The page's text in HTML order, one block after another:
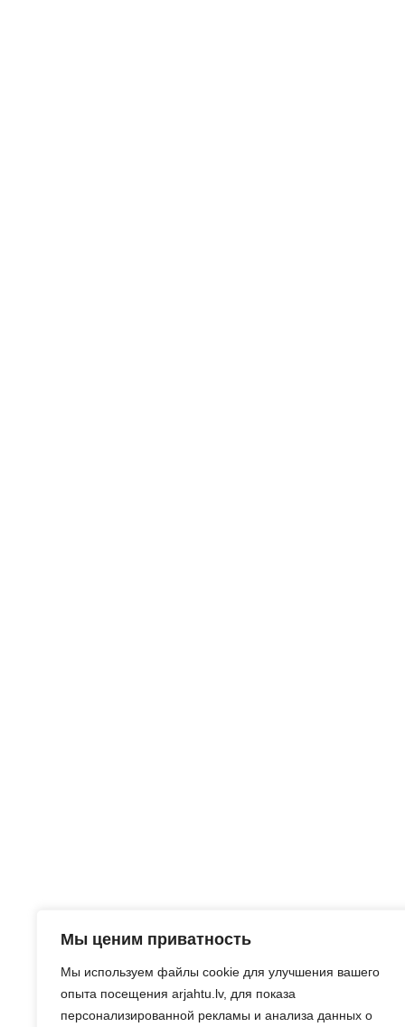
Мы ценим приватность
Мы используем файлы cookie для улучшения вашего
опыта посещения arjahtu.lv, для показа
персонализированной рекламы и анализа данных о